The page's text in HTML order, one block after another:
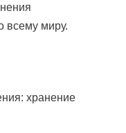
всему миру.
хранение